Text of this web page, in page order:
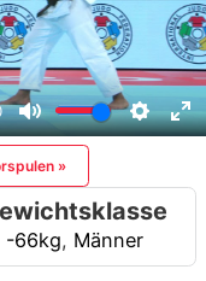
»
-66kg, Männer